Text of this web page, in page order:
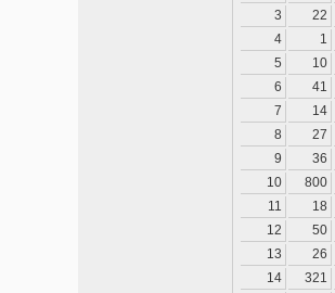
3
22
4
1
5
10
6
41
7
14
8
27
9
36
10
800
11
18
12
50
13
26
14
321